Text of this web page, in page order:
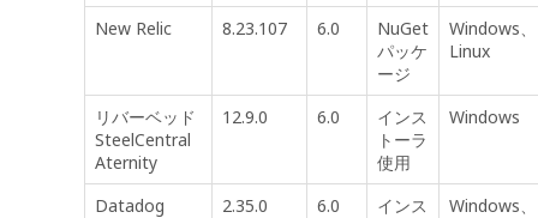
New Relic 8.23.107 6.0
NuGet
パッケ
ージ
Windows、
Linux
リバーベッド
SteelCentral
Aternity
12.9.0 6.0
インス
トーラ
使用
Windows
Datadog 2.35.0 6.0
インス
Windows、